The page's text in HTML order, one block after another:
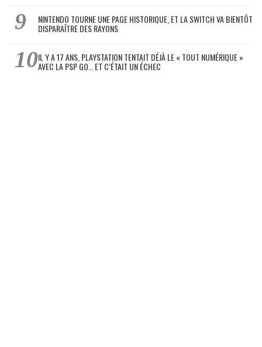
NINTENDO TOURNE UNE PAGE HISTORIQUE, ET LA SWITCH VA BIENTÔT
DISPARAÎTRE DES RAYONS
IL Y A 17 ANS, PLAYSTATION TENTAIT DÉJÀ LE « TOUT NUMÉRIQUE »
AVEC LA PSP GO… ET C’ÉTAIT UN ÉCHEC